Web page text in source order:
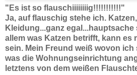
"Es ist so flauschiiiiiiiig!!!!!!!!!!!"
Ja, auf flauschig stehe ich.
Kleidung...ganz
allem was Katzen betrifft, kann es
sein. Mein Freund weiß wovon ich
was die Wohnungseinrichtung
letztens von dem weißen